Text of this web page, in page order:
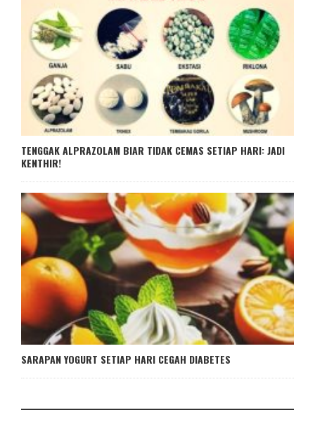
TENGGAK ALPRAZOLAM BIAR TIDAK CEMAS SETIAP HARI: JADI
KENTHIR!
SARAPAN YOGURT SETIAP HARI CEGAH DIABETES